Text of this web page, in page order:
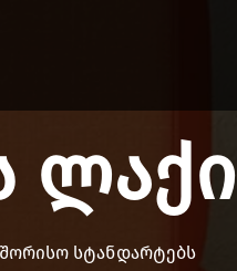
ლაქი
სტანდარტებს